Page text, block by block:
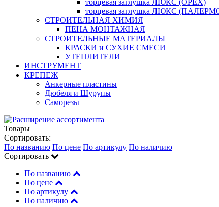
торцевая заглушка ЛЮКС (ОРЕХ)
торцевая заглушка ЛЮКС
СТРОИТЕЛЬНАЯ ХИМИЯ
ПЕНА МОНТАЖНАЯ
СТРОИТЕЛЬНЫЕ МАТЕРИАЛЫ
КРАСКИ и СУХИЕ СМЕСИ
УТЕПЛИТЕЛИ
ИНСТРУМЕНТ
КРЕПЕЖ
Анкерные пластины
Дюбеля и Шурупы
Саморезы
Товары
Сортировать:
По названию По цене По артикулу По наличию
Сортировать
По названию
По цене
По артикулу
По наличию